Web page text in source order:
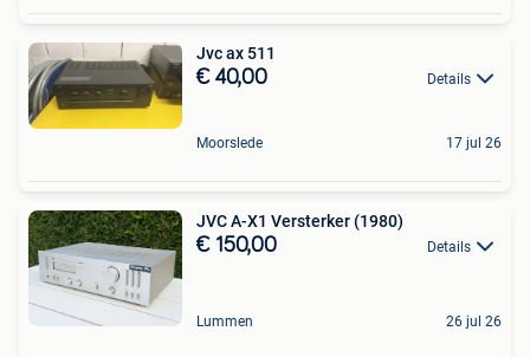
Jvc ax 511
€ 40,00 Details
Moorslede 17 jul 26
JVC A-X1 Versterker (1980)
€ 150,00 Details
Lummen 26 jul 26